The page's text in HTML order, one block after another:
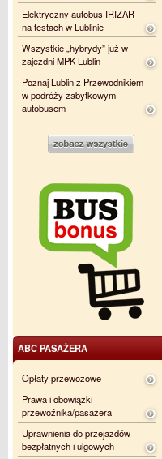
Elektryczny autobus IRIZAR
na testach w Lublinie
Wszystkie „hybrydy” już w
zajezdni MPK Lublin
Poznaj Lublin z Przewodnikiem
w podróży zabytkowym
autobusem
ABC PASAŻERA
Opłaty przewozowe
Prawa i obowiązki
przewoźnika/pasażera
Uprawnienia do przejazdów
bezpłatnych i ulgowych